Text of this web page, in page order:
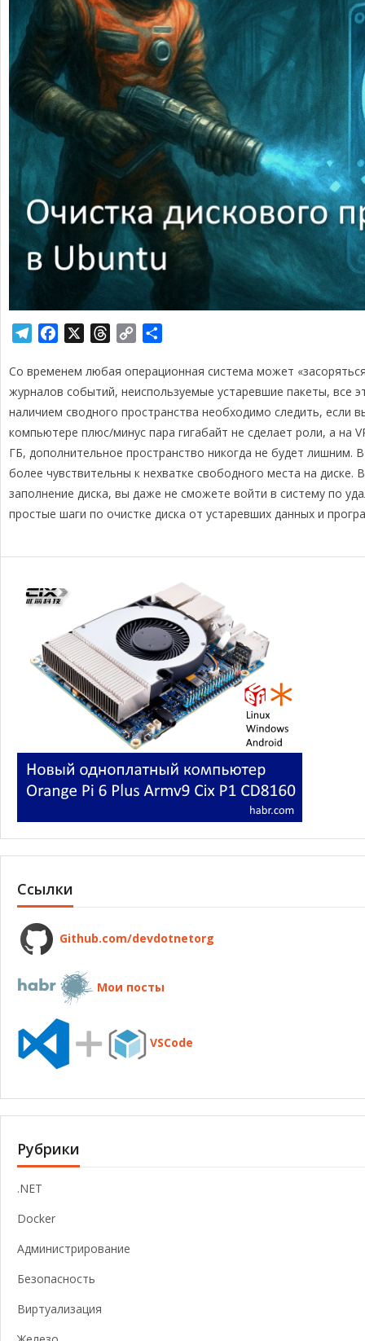
l
e
g
r
a
m
c
e
b
o
o
k
r
e
a
d
s
p
y
L
i
n
k
п
р
а
в
и
т
ь
Со временем любая операционная система может
журналов событий, неиспользуемые устаревшие пакеты, все
наличием сводного пространства необходимо следить, если
компьютере плюс/минус пара гигабайт не сделает роли, а на
ГБ, дополнительное пространство никогда не будет
более чувствительны к нехватке свободного места на диске.
заполнение диска, вы даже не сможете войти в систему по
простые шаги по очистке диска от устаревших данных и
Ссылки
Github.com/devdotnetorg
Мои посты
VSCode
Рубрики
.NET
Docker
Администрирование
Безопасность
Виртуализация